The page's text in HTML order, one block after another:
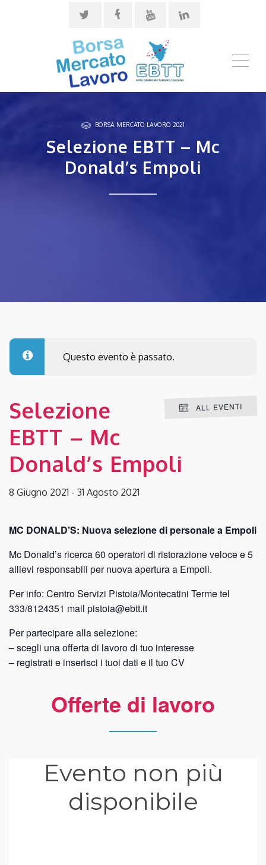
BORSA MERCATO LAVORO 2021
Selezione EBTT – Mc
Donald’s Empoli
Questo evento è passato.
ALL EVENTI
Selezione
EBTT – Mc
Donald’s Empoli
8 Giugno 2021 - 31 Agosto 2021
MC DONALD’S: Nuova selezione di personale a Empoli
Mc Donald’s ricerca 60 operatori di ristorazione veloce e 5
allievi responsabili per nuova apertura a Empoli.
Per info: Centro Servizi Pistoia/Montecatini Terme tel
333/8124351 mail pistoia@ebtt.it
Per partecipare alla selezione:
– scegli una offerta di lavoro di tuo interesse
– registrati e inserisci i tuoi dati e il tuo CV
Offerte di lavoro